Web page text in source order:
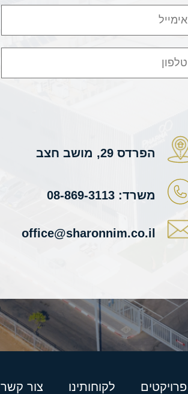
אימייל
טלפון
הפרדס 29, מושב חצב
משרד: 08-869-3113
office@sharonnim.co.il
פרויקטים לקוחותינו צור קשר